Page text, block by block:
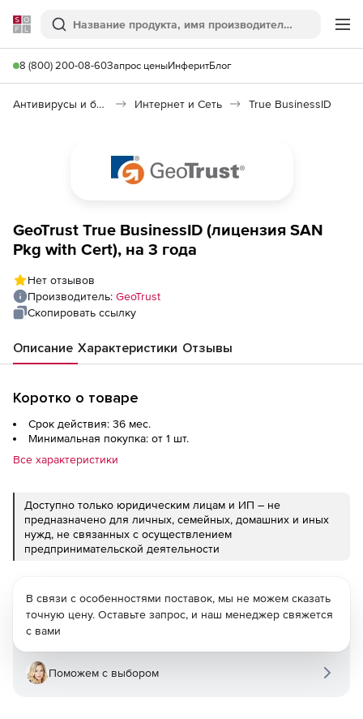
Softline
Поиск
8 (800) 200-08-60Запрос ценыИнферитБлог
Антивирусы и безопасность Интернет и Сеть True BusinessID
GeoTrust True BusinessID (лицензия SAN
Pkg with Cert), на 3 года
Нет отзывов
Производитель: GeoTrust
Скопировать ссылку
Описание Характеристики Отзывы
Коротко о товаре
Срок действия: 36 мес.
Минимальная покупка: от 1 шт.
Все характеристики
Доступно только юридическим лицам и ИП – не
предназначено для личных, семейных, домашних и иных
нужд, не связанных с осуществлением
предпринимательской деятельности
В связи с особенностями поставок, мы не можем сказать
точную цену. Оставьте запрос, и наш менеджер свяжется
с вами
Поможем с выбором